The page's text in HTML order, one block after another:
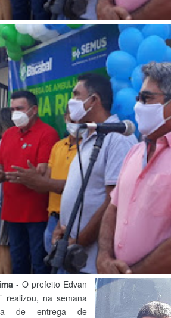
- O prefeito Edvan
realizou, na semana
de entrega de